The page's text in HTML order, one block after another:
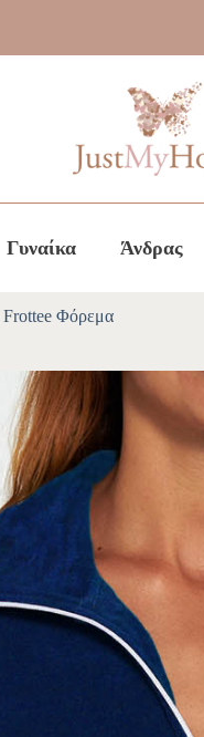
Γυναίκα Άνδρας
Φόρεμα